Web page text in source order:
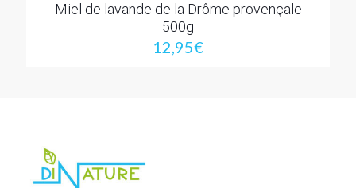
Miel de lavande de la Drôme provençale
500g
12,95€